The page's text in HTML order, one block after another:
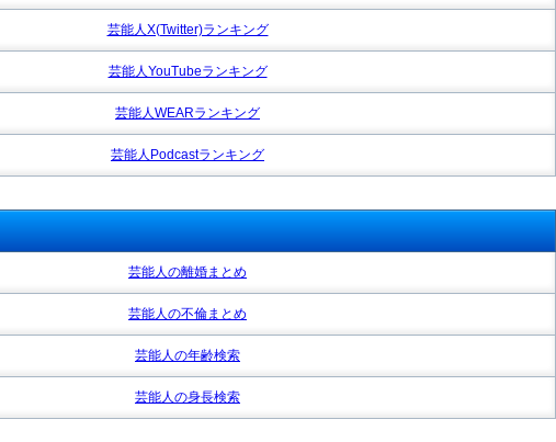
芸能人X(Twitter)ランキング
芸能人YouTubeランキング
芸能人WEARランキング
芸能人Podcastランキング
芸能人の離婚まとめ
芸能人の不倫まとめ
芸能人の年齢検索
芸能人の身長検索